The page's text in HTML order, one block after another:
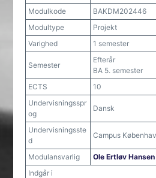
Modulkode
BAKDM202446
Modultype
Projekt
Varighed
1 semester
Semester
Efterår
BA 5. semester
ECTS
10
Undervisningsspr
og
Dansk
Undervisningsste
d
Campus
Modulansvarlig
Ole Ertløv Hansen
Indgår i